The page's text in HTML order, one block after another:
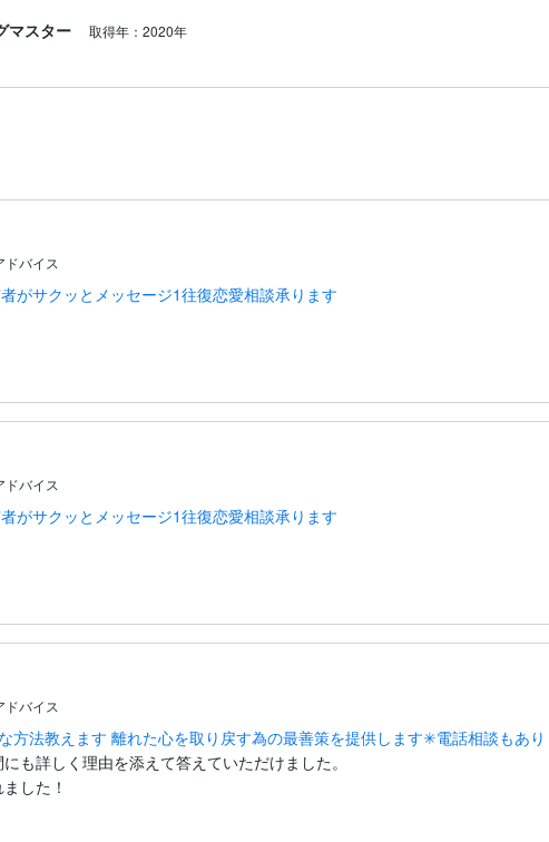
マスター 取得年：2020年
ドバイス
がサクッとメッセージ1往復恋愛相談承ります
ドバイス
がサクッとメッセージ1往復恋愛相談承ります
ドバイス
方法教えます 離れた心を取り戻す為の最善策を提供します✳︎電話相談もあり
も詳しく理由を添えて答えていただけました。
した！